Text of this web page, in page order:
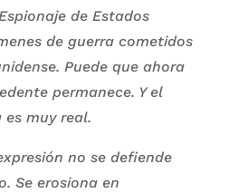
de Estados
de guerra cometidos
Puede que ahora
permanece. Y el
muy real.
no se defiende
Se erosiona en